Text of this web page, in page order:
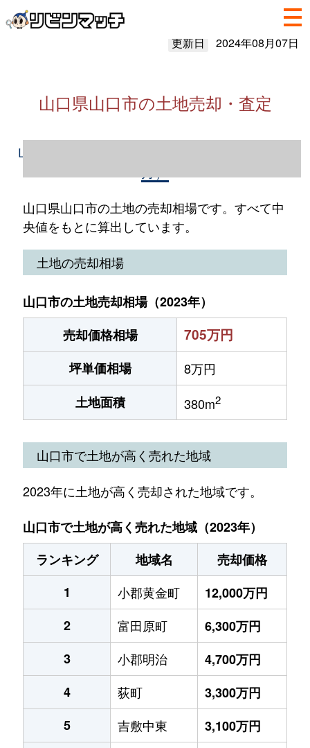
更新日 2024年08月07日
山口県山口市の土地売却・査定
山口県山口市の土地売却情報（2023年1～12
山口県山口市の土地の売却相場です。すべて中
央値をもとに算出しています。
土地の売却相場
山口市の土地売却相場（2023年）
売却価格相場
705万円
坪単価相場
8万円
土地面積
380m2
山口市で土地が高く売れた地域
2023年に土地が高く売却された地域です。
山口市で土地が高く売れた地域（2023年）
ランキング
地域名
売却価格
1
小郡黄金町
12,000万円
2
富田原町
6,300万円
3
小郡明治
4,700万円
4
荻町
3,300万円
5
吉敷中東
3,100万円